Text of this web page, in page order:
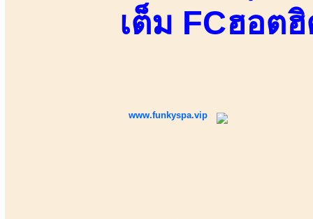
เต็ม FCฮอต
www.funkyspa.vip